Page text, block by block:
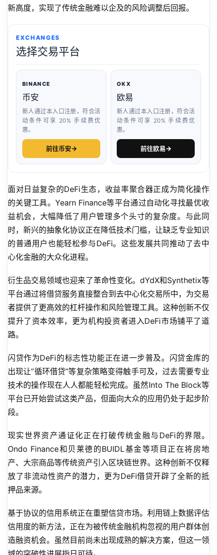
新高度，实现了传统金融难以企及的风险调整后回报。
EXCHANGES
选择交易平台
BINANCE
币安
新人通过本入口注册，符合活
动条件可享 20% 手续费优
惠。
前往币安→
OKX
欧易
新人通过本入口注册，符合活
动条件可享 20% 手续费优
惠。
前往欧易→
面对日益复杂的DeFi生态，收益率聚合器正成为简化操作
的关键工具。Yearn Finance等平台通过自动化寻找最优收
益机会，大幅降低了用户管理多个头寸的复杂度。与此同
时，新兴的抽象化协议正在降低技术门槛，让缺乏专业知识
的普通用户也能轻松参与DeFi。这些发展共同推动了去中
心化金融的大众化进程。
衍生品交易领域也迎来了革命性变化。dYdX和Synthetix等
平台通过将借贷服务直接整合到去中心化交易所中，为交易
者提供了更高效的杠杆操作和风险管理工具。这种创新不仅
提升了资本效率，更为机构投资者进入DeFi市场铺平了道
路。
闪贷作为DeFi的标志性功能正在进一步普及。闪贷金库的
出现让”循环借贷”等复杂策略变得触手可及，过去需要专业
技术的操作现在人人都能轻松完成。虽然Into The Block等
平台已开始尝试这类产品，但面向大众的应用仍处于起步阶
段。
现实世界资产通证化正在打破传统金融与DeFi的界限。
Ondo Finance和贝莱德的BUIDL基金等项目正在将房地
产、大宗商品等传统资产引入区块链世界。这种创新不仅释
放了非流动性资产的潜力，更为DeFi借贷开辟了全新的抵
押品来源。
基于协议的信用系统正在重塑信贷市场。利用链上数据评估
信用度的新方法，正在为被传统金融机构忽视的用户群体创
造融资机会。虽然目前尚未出现成熟的解决方案，但这一领